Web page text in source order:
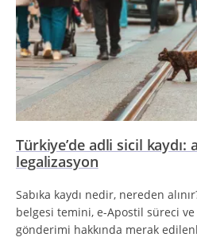
Türkiye’de adli sicil kaydı:
legalizasyon
Sabıka kaydı nedir, nereden
belgesi temini, e-Apostil süreci
gönderimi hakkında merak